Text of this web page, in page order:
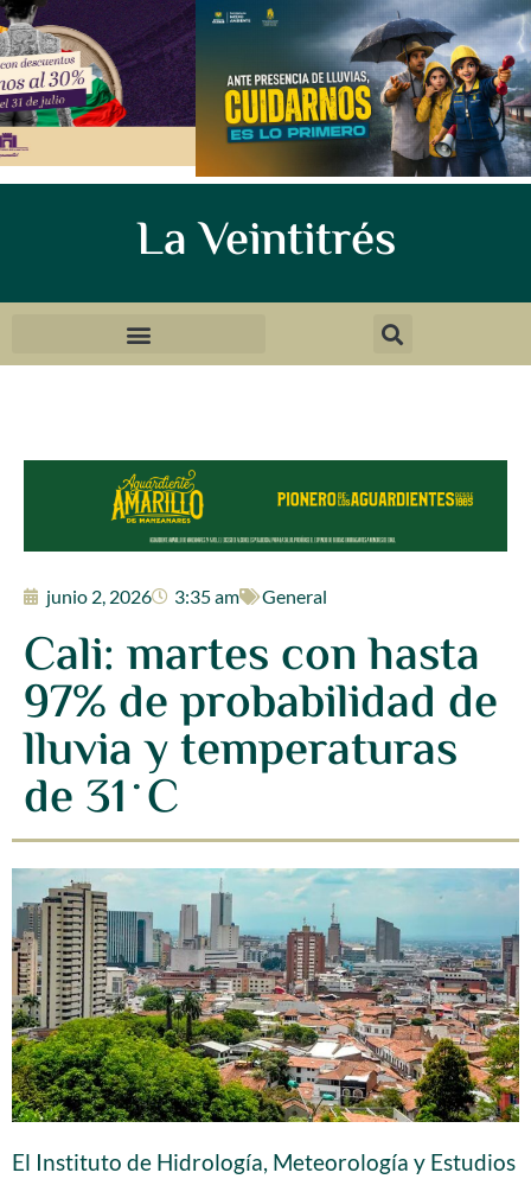
La Veintitrés
junio 2, 2026 3:35 am General
Cali: martes con hasta
97% de probabilidad de
lluvia y temperaturas
de 31°C
El Instituto de Hidrología, Meteorología y Estudios